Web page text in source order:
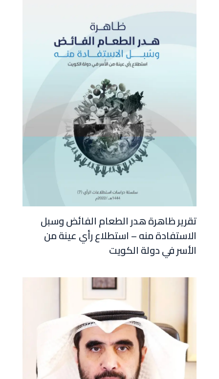
تقرير ظاهرة هدر الطعام الفائض وسبل
الاستفادة منه – استطلاع رأي عينة من
الأسر في دولة الكويت